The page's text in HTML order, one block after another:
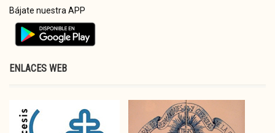
Bájate nuestra APP
ENLACES WEB